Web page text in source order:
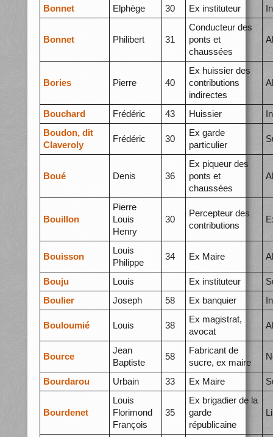
Bonnet Elphège 30 Ex instituteur
Bonnet Philibert 31
Conducteur des
ponts et
chaussées
Bories Pierre 40
Ex huissier des
contributions
indirectes
Bouchard Frédéric 43 Huissier
Boudon, dit
Claveroly
Frédéric 30
Ex garde
particulier
Boué Denis 36
Ex piqueur des
ponts et
chaussées
Bouillon
Pierre
Louis
Henry
30
Percepteur des
contributions
Bouisson
Louis
Philippe
34 Ex Maire
Bouju Louis Ex instituteur
Boulier
Joseph 58 Ex banquier
Bouloumié Louis 38
Ex magistrat,
avocat
Bource
Jean
Baptiste
58
Fabricant de
sucre, ex maire
Bourdarou Urbain 33 Ex Maire
Bourdenet
Louis
Florimond
François
35
Ex brigadier de la
garde
républicaine